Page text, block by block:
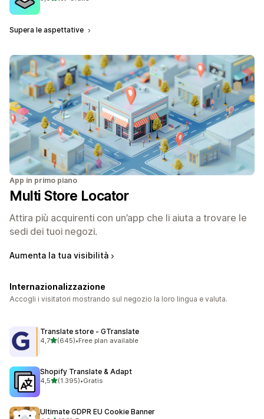
3 recensioni totali
Supera le aspettative
App in primo piano
Multi Store Locator
Attira più acquirenti con un’app che li aiuta a trovare le
sedi dei tuoi negozi.
Aumenta la tua visibilità
Internazionalizzazione
Accogli i visitatori mostrando sul negozio la loro lingua e valuta.
Translate store ‑ GTranslate
4,7stelle su 5
(645)
645 recensioni totali
•Free plan available
Shopify Translate & Adapt
4,5stelle su 5
(1.395)
1395 recensioni totali
•Gratis
Ultimate GDPR EU Cookie Banner